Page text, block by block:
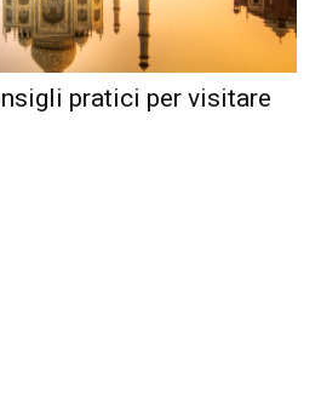
pratici per visitare